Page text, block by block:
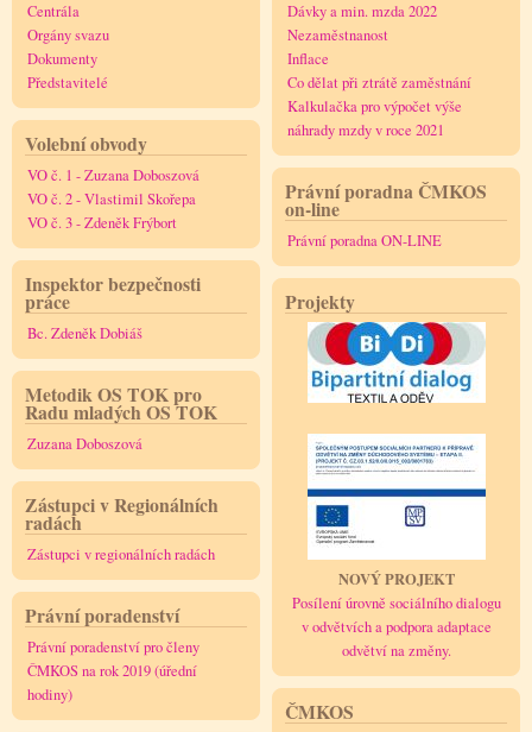
Centrála
Orgány svazu
Dokumenty
Představitelé
Volební obvody
VO č. 1 - Zuzana Doboszová
VO č. 2 - Vlastimil Skořepa
VO č. 3 - Zdeněk Frýbort
Inspektor bezpečnosti
práce
Bc. Zdeněk Dobiáš
Metodik OS TOK pro
Radu mladých OS TOK
Zuzana Doboszová
Zástupci v Regionálních
radách
Zástupci v regionálních radách
Právní poradenství
Právní poradenství pro členy
ČMKOS na rok 2019 (úřední
hodiny)
Dávky a min. mzda 2022
Nezaměstnanost
Inflace
Co dělat při ztrátě zaměstnání
Kalkulačka pro výpočet výše
náhrady mzdy v roce 2021
Právní poradna ČMKOS
on-line
Právní poradna ON-LINE
Projekty
NOVÝ PROJEKT
Posílení úrovně sociálního dialogu
v odvětvích a podpora adaptace
odvětví na změny.
ČMKOS